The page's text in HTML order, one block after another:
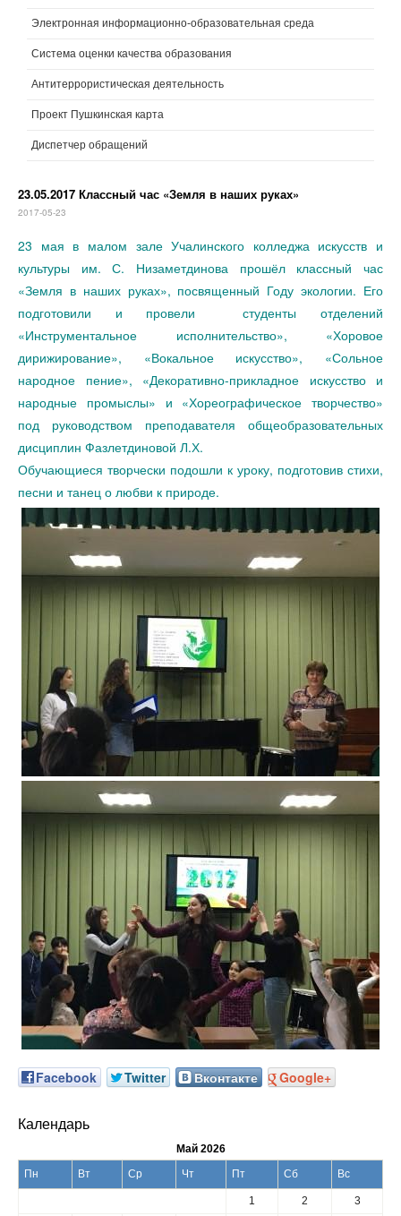
Электронная информационно-образовательная среда
Система оценки качества образования
Антитеррористическая деятельность
Проект Пушкинская карта
Диспетчер обращений
23.05.2017 Классный час «Земля в наших руках»
2017-05-23
23 мая в малом зале Учалинского колледжа искусств и
культуры им. С. Низаметдинова прошёл классный час
«Земля в наших руках», посвященный Году экологии. Его
подготовили и провели студенты отделений
«Инструментальное исполнительство», «Хоровое
дирижирование», «Вокальное искусство», «Сольное
народное пение», «Декоративно-прикладное искусство и
народные промыслы» и «Хореографическое творчество»
под руководством преподавателя общеобразовательных
дисциплин Фазлетдиновой Л.Х.
Обучающиеся творчески подошли к уроку, подготовив стихи,
песни и танец о любви к природе.
Facebook Twitter Вконтакте Google+
Календарь
Май 2026
Пн
Вт Ср Чт Пт Сб Вс
1 2 3